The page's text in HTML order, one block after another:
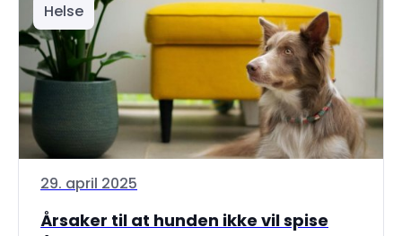
Helse
29. april 2025
Årsaker til at hunden ikke vil spise